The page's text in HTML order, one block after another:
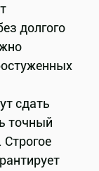
долгого
сдать
точный